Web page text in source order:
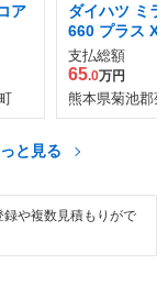
ア
ダイハツ ミ
660 プラス X
支払総額
65.0万円
熊本県菊池郡
と見る
や複数見積もりがで